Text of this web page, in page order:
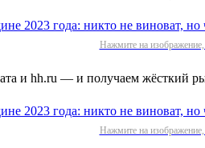
Нажмите на
и hh.ru — и получаем жёсткий
Нажмите на